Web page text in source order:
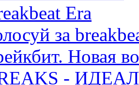
Era
за
Новая
-